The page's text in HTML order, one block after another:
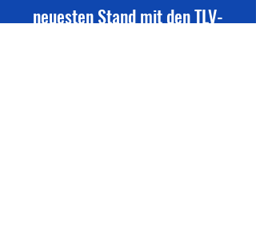
neuesten Stand mit den TLV-